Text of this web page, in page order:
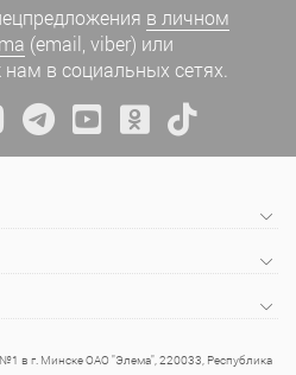
в личном
(email, viber) или
нам в социальных сетях.
в г. Минске ОАО "Элема", 220033, Республика